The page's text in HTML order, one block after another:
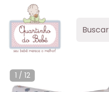
1 / 12